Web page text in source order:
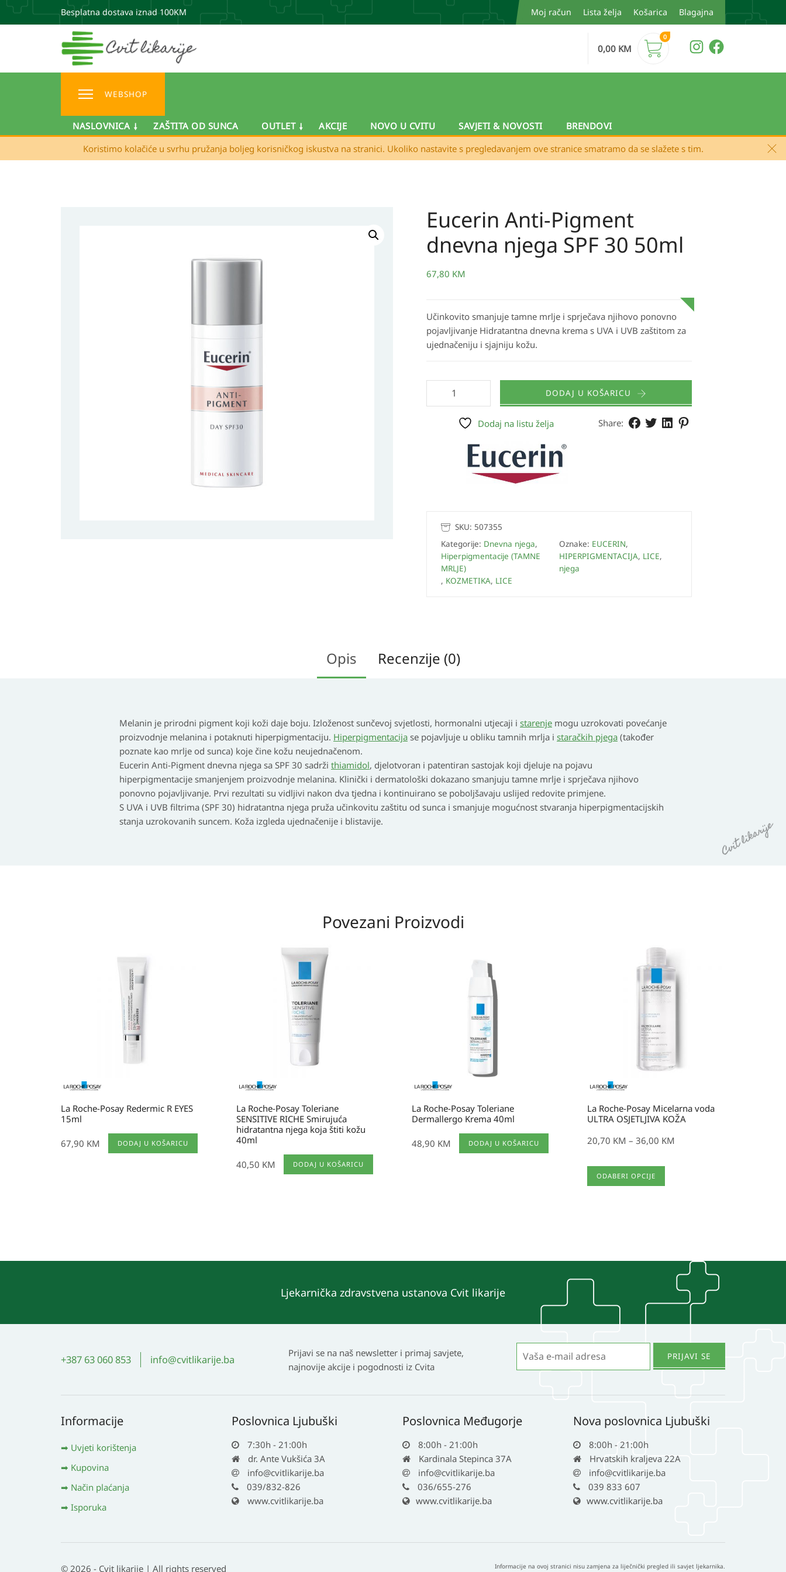
Besplatna dostava iznad 100KM Moj račun Lista želja Košarica Blagajna
0,00 KM
0
WEBSHOP
NASLOVNICA ZAŠTITA OD SUNCA OUTLET AKCIJE NOVO U CVITU SAVJETI & NOVOSTI
BRENDOVI
Koristimo kolačiće u svrhu pružanja boljeg korisničkog iskustva na stranici. Ukoliko nastavite s pregledavanjem ove stranice smatramo da se slažete s tim.
Eucerin Anti-Pigment
dnevna njega SPF 30 50ml
67,80 KM
Učinkovito smanjuje tamne mrlje i sprječava njihovo ponovno
pojavljivanje Hidratantna dnevna krema s UVA i UVB zaštitom za
ujednačeniju i sjajniju kožu.
Eucerin
Pigment
količina
DODAJ U KOŠARICU
Share:
Dodaj na listu želja
SKU: 507355
Kategorije: Dnevna njega,
Hiperpigmentacije (TAMNE
MRLJE)
, KOZMETIKA, LICE
Oznake: EUCERIN,
HIPERPIGMENTACIJA, LICE,
njega
Opis Recenzije (0)
Melanin je prirodni pigment koji koži daje boju. Izloženost sunčevoj svjetlosti, hormonalni utjecaji i starenje mogu uzrokovati povećanje
proizvodnje melanina i potaknuti hiperpigmentaciju. Hiperpigmentacija se pojavljuje u obliku tamnih mrlja i staračkih pjega (također
poznate kao mrlje od sunca) koje čine kožu neujednačenom.
Eucerin Anti-Pigment dnevna njega sa SPF 30 sadrži thiamidol, djelotvoran i patentiran sastojak koji djeluje na pojavu
hiperpigmentacije smanjenjem proizvodnje melanina. Klinički i dermatološki dokazano smanjuju tamne mrlje i sprječava njihovo
ponovno pojavljivanje. Prvi rezultati su vidljivi nakon dva tjedna i kontinuirano se poboljšavaju uslijed redovite primjene.
S UVA i UVB filtrima (SPF 30) hidratantna njega pruža učinkovitu zaštitu od sunca i smanjuje mogućnost stvaranja hiperpigmentacijskih
stanja uzrokovanih suncem. Koža izgleda ujednačenije i blistavije.
Povezani Proizvodi
La Roche-Posay Redermic R EYES
15ml
67,90 KM DODAJ U KOŠARICU
La Roche-Posay Toleriane
SENSITIVE RICHE Smirujuća
hidratantna njega koja štiti kožu
40ml
40,50 KM DODAJ U KOŠARICU
La Roche-Posay Toleriane
Dermallergo Krema 40ml
48,90 KM DODAJ U KOŠARICU
La Roche-Posay Micelarna voda
ULTRA OSJETLJIVA KOŽA
20,70 KM – 36,00 KM
ODABERI OPCIJE
Ovaj
proizvod
se
mogu
stranici
proizvoda
Ljekarnička zdravstvena ustanova Cvit likarije
+387 63 060 853 info@cvitlikarije.ba
Prijavi se na naš newsletter i primaj savjete,
najnovije akcije i pogodnosti iz Cvita
Informacije
Uvjeti korištenja
Kupovina
Način plaćanja
Isporuka
Poslovnica Ljubuški
7:30h - 21:00h
dr. Ante Vukšića 3A
info@cvitlikarije.ba
039/832-826
www.cvitlikarije.ba
Poslovnica Međugorje
8:00h - 21:00h
Kardinala Stepinca 37A
info@cvitlikarije.ba
036/655-276
www.cvitlikarije.ba
Nova poslovnica Ljubuški
8:00h - 21:00h
Hrvatskih kraljeva 22A
info@cvitlikarije.ba
039 833 607
www.cvitlikarije.ba
© 2026 - Cvit likarije | All rights reserved
Informacije na ovoj stranici nisu zamjena za liječnički pregled ili savjet ljekarnika.